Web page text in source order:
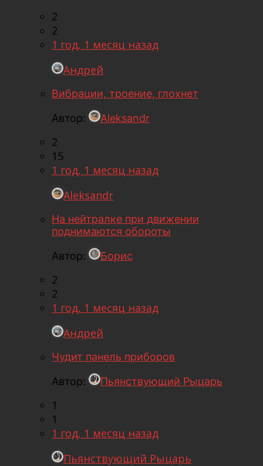
2
2
1 год, 1 месяц назад
Андрей
Вибрации, троение, глохнет
Автор:
Aleksandr
2
15
1 год, 1 месяц назад
Aleksandr
На нейтралке при движении
поднимаются обороты
Автор:
Борис
2
2
1 год, 1 месяц назад
Андрей
Чудит панель приборов
Автор:
Пьянствующий Рыцарь
1
1
1 год, 1 месяц назад
Пьянствующий Рыцарь